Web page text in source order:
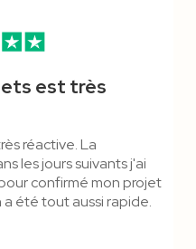
Cordon Tubulaire
19mm Avec Coupon
est très
réactive. La
les jours suivants j'ai
confirmé mon projet
a été tout aussi rapide.